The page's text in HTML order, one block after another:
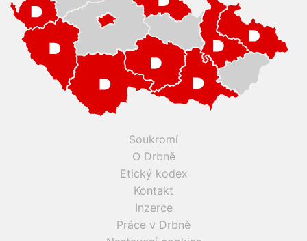
Soukromí
O Drbně
Etický kodex
Kontakt
Inzerce
Práce v Drbně